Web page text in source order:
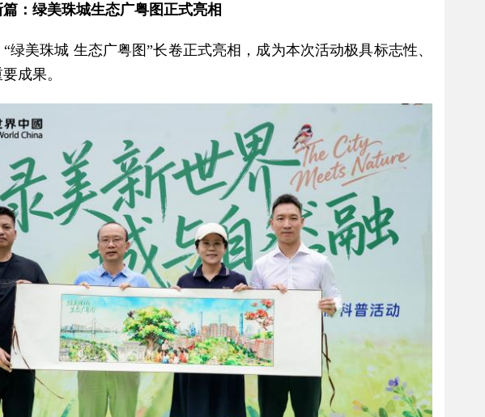
：绿美珠城生态广粤图正式亮相
绿美珠城 生态广粤图”长卷正式亮相，成为本次活动极具标志性、
成果。